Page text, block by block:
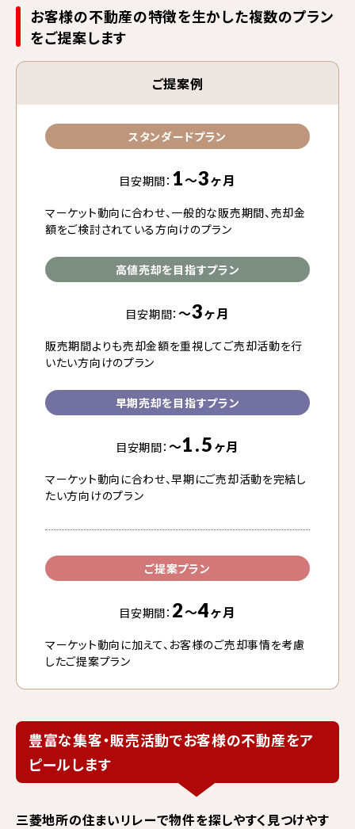
お客様の不動産の特徴を生かした複数のプラン
をご提案します
ご提案例
スタンダードプラン
目安期間： 1〜3ヶ月
マーケット動向に合わせ、一般的な販売期間、売却金
額をご検討されている方向けのプラン
高値売却を目指すプラン
目安期間： 〜3ヶ月
販売期間よりも売却金額を重視してご売却活動を行
いたい方向けのプラン
早期売却を目指すプラン
目安期間： 〜1.5ヶ月
マーケット動向に合わせ、早期にご売却活動を完結し
たい方向けのプラン
ご提案プラン
目安期間： 2〜4ヶ月
マーケット動向に加えて、お客様のご売却事情を考慮
したご提案プラン
豊富な集客・販売活動でお客様の不動産をア
ピールします
三菱地所の住まいリレーで物件を探しやすく見つけやす